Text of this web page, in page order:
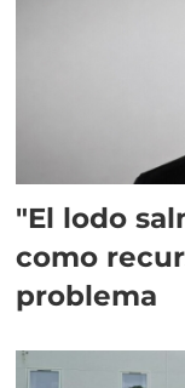
"El lodo
como
problema